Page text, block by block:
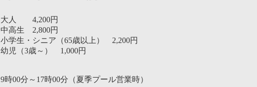
大人 4,200円
中高生 2,800円
小学生・シニア（65歳以上） 2,200円
幼児（3歳～） 1,000円
9時00分～17時00分（夏季プール営業時）